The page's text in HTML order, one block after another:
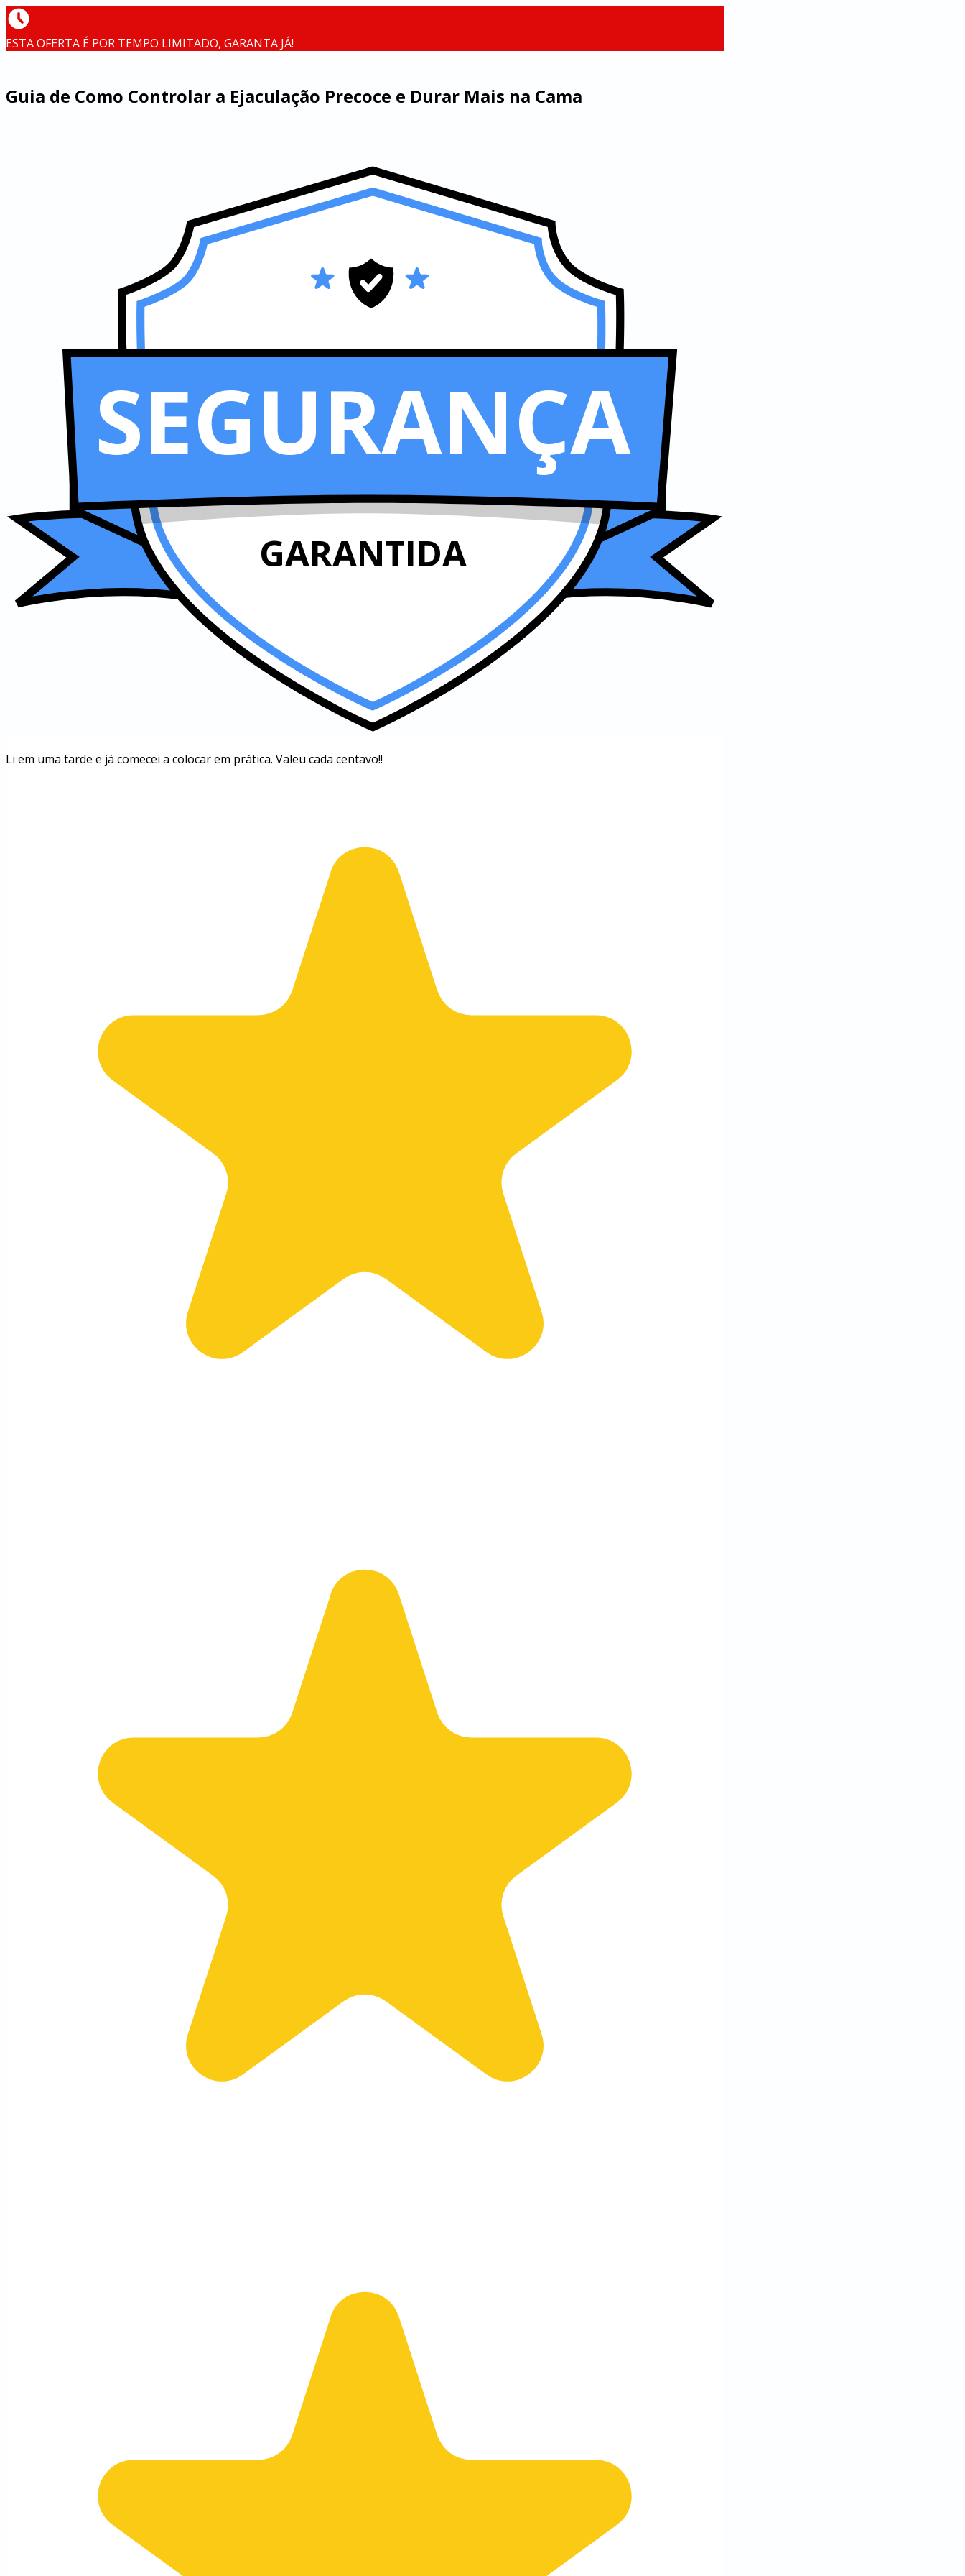
ESTA OFERTA É POR TEMPO LIMITADO, GARANTA JÁ!
Guia de Como Controlar a Ejaculação Precoce e Durar Mais na Cama
SEGURANÇA
GARANTIDA
Li em uma tarde e já comecei a colocar em prática. Valeu cada centavo!!